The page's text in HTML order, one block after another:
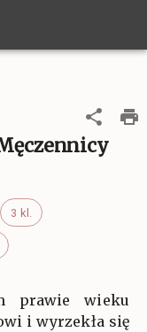
3 kl.
prawie wieku
i wyrzekła się